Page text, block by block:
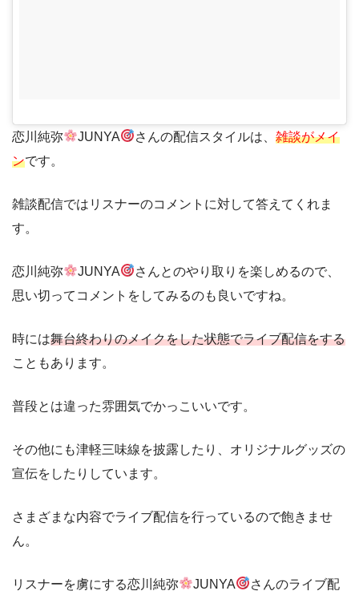
恋川純弥 JUNYA さんの配信スタイルは、雑談がメイ
ンです。
雑談配信ではリスナーのコメントに対して答えてくれま
す。
恋川純弥 JUNYA
さんとのやり取りを楽しめるので、
思い切ってコメントをしてみるのも良いですね。
時には舞台終わりのメイクをした状態でライブ配信をする
こともあります。
普段とは違った雰囲気でかっこいいです。
その他にも津軽三味線を披露したり、オリジナルグッズの
宣伝をしたりしています。
さまざまな内容でライブ配信を行っているので飽きませ
ん。
リスナーを虜にする恋川純弥 JUNYA
さんのライブ配